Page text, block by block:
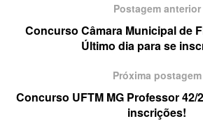
Postagem anterior
Concurso Câmara Municipal de
Último dia para se
Próxima postagem
Concurso UFTM MG Professor 42/
inscrições!